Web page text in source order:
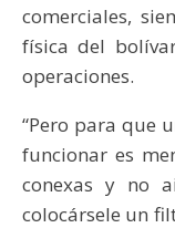
comerciales,
física del
operaciones.
“Pero para que
funcionar es
conexas y no
colocársele un